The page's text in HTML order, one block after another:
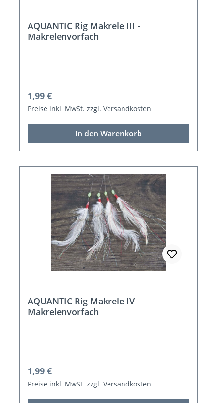
AQUANTIC Rig Makrele III -
Makrelenvorfach
Regulärer Preis:
1,99 €
Preise inkl. MwSt. zzgl. Versandkosten
In den Warenkorb
AQUANTIC Rig Makrele IV -
Makrelenvorfach
Regulärer Preis:
1,99 €
Preise inkl. MwSt. zzgl. Versandkosten